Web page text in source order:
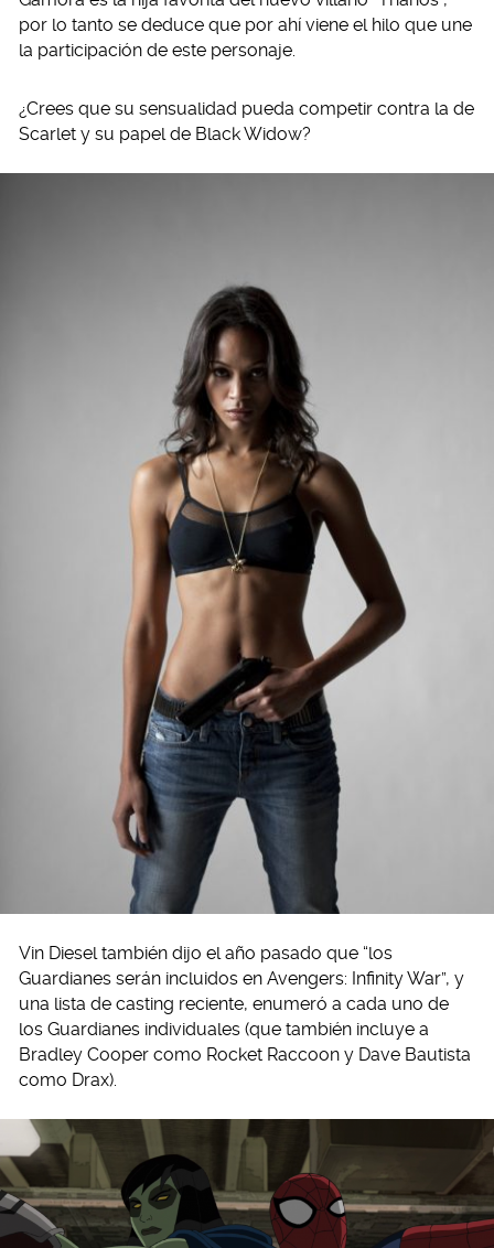
por lo tanto se deduce que por ahí viene el hilo que une
la participación de este personaje.
¿Crees que su sensualidad pueda competir contra la de
Scarlet y su papel de Black Widow?
Vin Diesel también dijo el año pasado que “los
Guardianes serán incluidos en Avengers: Infinity War”, y
una lista de casting reciente, enumeró a cada uno de
los Guardianes individuales (que también incluye a
Bradley Cooper como Rocket Raccoon y Dave Bautista
como Drax).